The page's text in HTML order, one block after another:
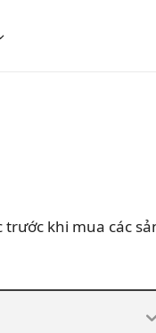
trước khi mua các